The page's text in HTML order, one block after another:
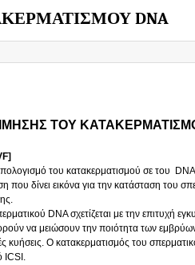
DNA
ΤΟΥ
του κατακερματισμού σε του
που δίνει εικόνα για την κατάσταση του
DNA σχετίζεται με την επιτυχή
να μειώσουν την ποιότητα των
κυήσεις. Ο κατακερματισμός του
ICSI.